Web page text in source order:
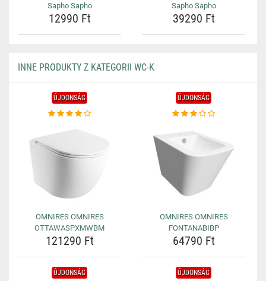
Sapho Sapho
12990 Ft
Sapho Sapho
39290 Ft
INNE PRODUKTY Z KATEGORII WC-K
ÚJDONSÁG
OMNIRES OMNIRES
OTTAWASPXMWBM
121290 Ft
ÚJDONSÁG
OMNIRES OMNIRES
FONTANABIBP
64790 Ft
ÚJDONSÁG ÚJDONSÁG